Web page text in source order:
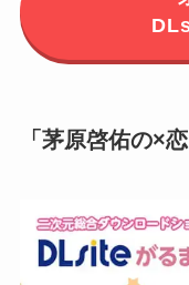
「茅原啓佑の×